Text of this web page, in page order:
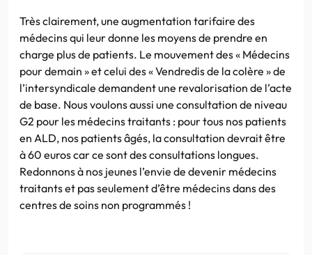
Très clairement, une augmentation tarifaire des
médecins qui leur donne les moyens de prendre en
charge plus de patients. Le mouvement des « Médecins
pour demain » et celui des « Vendredis de la colère » de
l’intersyndicale demandent une revalorisation de l’acte
de base. Nous voulons aussi une consultation de niveau
G2 pour les médecins traitants : pour tous nos patients
en ALD, nos patients âgés, la consultation devrait être
à 60 euros car ce sont des consultations longues.
Redonnons à nos jeunes l’envie de devenir médecins
traitants et pas seulement d’être médecins dans des
centres de soins non programmés !